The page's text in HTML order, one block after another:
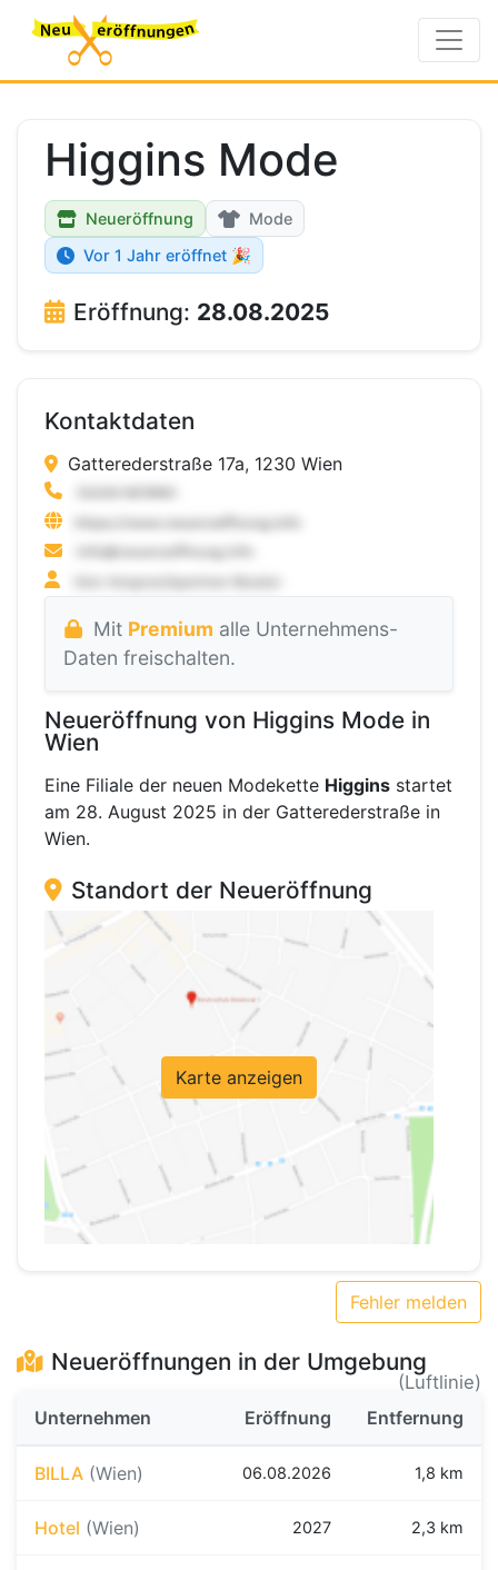
Higgins Mode
Neueröffnung
Mode
Vor 1 Jahr eröffnet 🎉
Eröffnung: 28.08.2025
Kontaktdaten
Gatterederstraße 17a, 1230 Wien
Mit Premium alle Unternehmens-
Daten freischalten.
Neueröffnung von Higgins Mode in
Wien
Eine Filiale der neuen Modekette Higgins startet
am 28. August 2025 in der Gatterederstraße in
Wien.
Standort der Neueröffnung
Karte anzeigen
Fehler melden
Neueröffnungen in der Umgebung
(Luftlinie)
Unternehmen
Eröffnung Entfernung
BILLA (Wien) 06.08.2026 1,8 km
Hotel (Wien) 2027 2,3 km